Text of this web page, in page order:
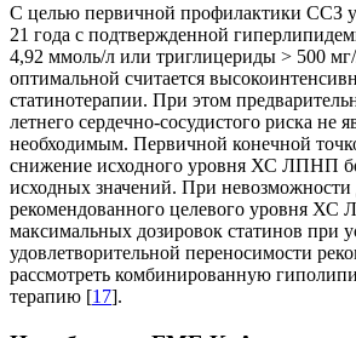
С целью первичной профилактики ССЗ
21 года с подтвержденной
4,92 ммоль/л или триглицериды > 500
оптимальной считается
статинотерапии. При этом
летнего сердечно-сосудистого риска не
необходимым. Первичной конечной
снижение исходного уровня ХС ЛПНП
исходных значений. При невозможности
рекомендованного целевого уровня
максимальных дозировок статинов при
удовлетворительной переносимости
рассмотреть комбинированную
терапию [17].